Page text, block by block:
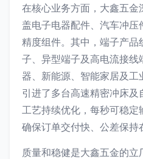
在核心业务方面，大鑫五金
盖电子电器配件、汽车冲压
精度组件。其中，端子产
子、异型端子及高电流接线
器、新能源、智能家居及工
引进了多台高速精密冲床
工艺持续优化，每秒可稳定
确保订单交付快、公差保持
质量和稳健是大鑫五金的